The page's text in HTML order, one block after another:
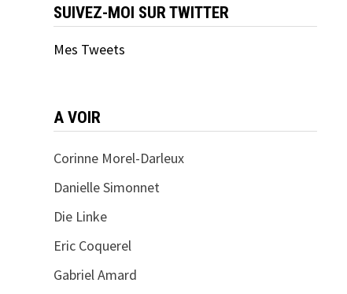
SUIVEZ-MOI SUR TWITTER
Mes Tweets
A VOIR
Corinne Morel-Darleux
Danielle Simonnet
Die Linke
Eric Coquerel
Gabriel Amard